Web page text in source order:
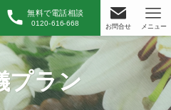
無料で電話相談
0120-616-668 お問合せ メニュー
プラン